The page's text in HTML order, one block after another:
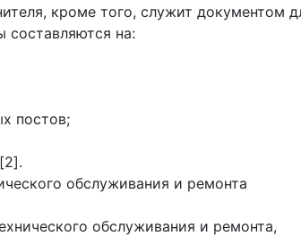
кроме того, служит документом
составляются на:
постов;
обслуживания и ремонта
обслуживания и ремонта,